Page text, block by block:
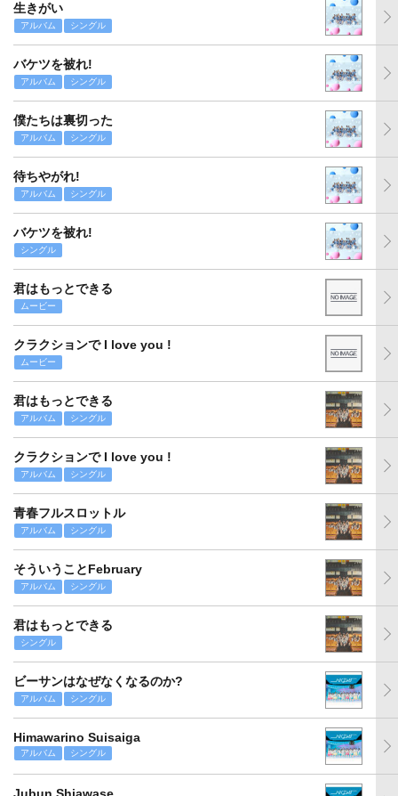
生きがい
アルバム シングル
バケツを被れ!
アルバム シングル
僕たちは裏切った
アルバム シングル
待ちやがれ!
アルバム シングル
バケツを被れ!
シングル
君はもっとできる
ムービー
クラクションで I love you !
ムービー
君はもっとできる
アルバム シングル
クラクションで I love you !
アルバム シングル
青春フルスロットル
アルバム シングル
そういうことFebruary
アルバム シングル
君はもっとできる
シングル
ビーサンはなぜなくなるのか?
アルバム シングル
Himawarino Suisaiga
アルバム シングル